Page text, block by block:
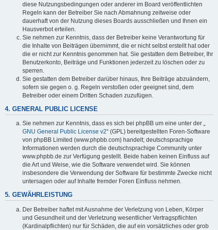
diese Nutzungsbedingungen oder anderer im Board veröffentlichten
Regeln kann der Betreiber Sie nach Abmahnung zeitweise oder
dauerhaft von der Nutzung dieses Boards ausschließen und Ihnen ein
Hausverbot erteilen.
Sie nehmen zur Kenntnis, dass der Betreiber keine Verantwortung für
die Inhalte von Beiträgen übernimmt, die er nicht selbst erstellt hat oder
die er nicht zur Kenntnis genommen hat. Sie gestatten dem Betreiber, Ihr
Benutzerkonto, Beiträge und Funktionen jederzeit zu löschen oder zu
sperren.
Sie gestatten dem Betreiber darüber hinaus, Ihre Beiträge abzuändern,
sofern sie gegen o. g. Regeln verstoßen oder geeignet sind, dem
Betreiber oder einem Dritten Schaden zuzufügen.
4. GENERAL PUBLIC LICENSE
Sie nehmen zur Kenntnis, dass es sich bei phpBB um eine unter der „
GNU General Public License v2“ (GPL) bereitgestellten Foren-Software
von phpBB Limited (www.phpbb.com) handelt; deutschsprachige
Informationen werden durch die deutschsprachige Community unter
www.phpbb.de zur Verfügung gestellt. Beide haben keinen Einfluss auf
die Art und Weise, wie die Software verwendet wird. Sie können
insbesondere die Verwendung der Software für bestimmte Zwecke nicht
untersagen oder auf Inhalte fremder Foren Einfluss nehmen.
5. GEWÄHRLEISTUNG
Der Betreiber haftet mit Ausnahme der Verletzung von Leben, Körper
und Gesundheit und der Verletzung wesentlicher Vertragspflichten
(Kardinalpflichten) nur für Schäden, die auf ein vorsätzliches oder grob